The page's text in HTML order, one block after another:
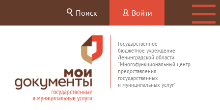
Поиск Войти
Государственное
бюджетное учреждение
Ленинградской области
"Многофункциональный центр
предоставления
государственных
и муниципальных услуг"